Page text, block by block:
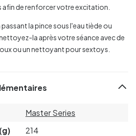
afin de renforcer votre excitation.
la pince sous l'eau tiède ou
la après votre séance avec de
ou un nettoyant pour sextoys.
Master Series
214